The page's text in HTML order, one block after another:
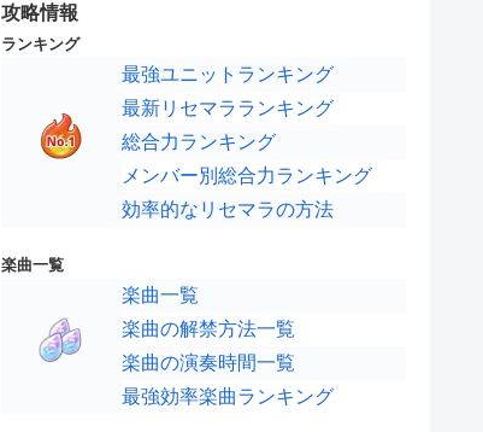
攻略情報
ランキング
最強ユニットランキング
最新リセマラランキング
総合力ランキング
メンバー別総合力ランキング
効率的なリセマラの方法
楽曲一覧
楽曲一覧
楽曲の解禁方法一覧
楽曲の演奏時間一覧
最強効率楽曲ランキング